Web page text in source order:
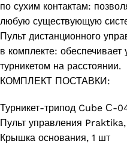
по сухим контактам:
любую существующую
Пульт дистанционного
в комплекте: обеспечивает
турникетом на расстоянии.
КОМПЛЕКТ ПОСТАВКИ:
Турникет-трипод Cube С-
Пульт управления
Крышка основания, 1 шт